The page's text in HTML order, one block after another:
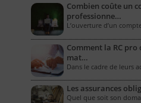
Combien coûte un
professionne…
L’ouverture d’un
Comment la RC
mat…
Dans le cadre de leurs
Les assurances
Quel que soit son